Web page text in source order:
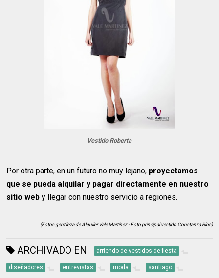
Vestido Roberta
Por otra parte, en un futuro no muy lejano, proyectamos
que se pueda alquilar y pagar directamente en nuestro
sitio web y llegar con nuestro servicio a regiones.
(Fotos gentileza de Alquiler Vale Martínez - Foto principal vestido Constanza Ríos)
ARCHIVADO EN: arriendo de vestidos de fiesta
diseñadores entrevistas moda santiago